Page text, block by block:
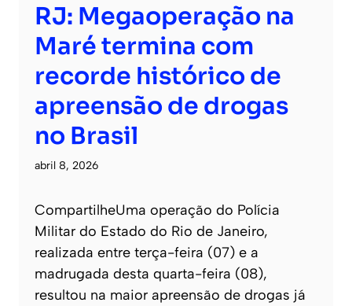
RJ: Megaoperação na
Maré termina com
recorde histórico de
apreensão de drogas
no Brasil
abril 8, 2026
CompartilheUma operação do Polícia
Militar do Estado do Rio de Janeiro,
realizada entre terça-feira (07) e a
madrugada desta quarta-feira (08),
resultou na maior apreensão de drogas já